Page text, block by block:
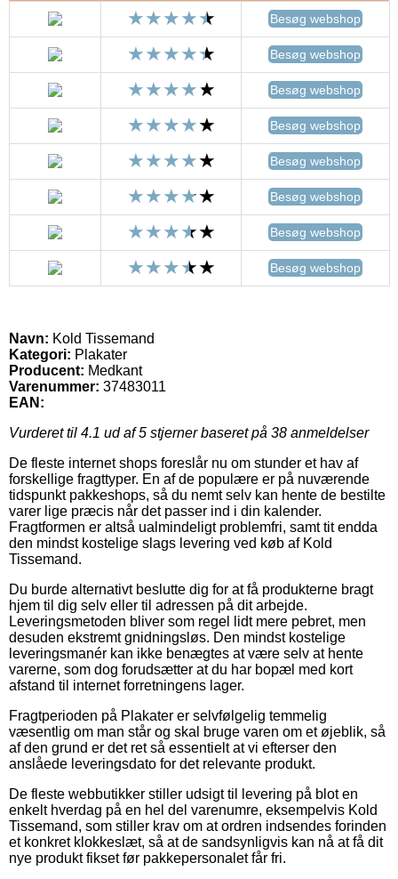
Besøg webshop
Besøg webshop
Besøg webshop
Besøg webshop
Besøg webshop
Besøg webshop
Besøg webshop
Besøg webshop
Navn: Kold Tissemand
Kategori: Plakater
Producent: Medkant
Varenummer: 37483011
EAN:
Vurderet til 4.1 ud af 5 stjerner baseret på 38 anmeldelser
De fleste internet shops foreslår nu om stunder et hav af
forskellige fragttyper. En af de populære er på nuværende
tidspunkt pakkeshops, så du nemt selv kan hente de bestilte
varer lige præcis når det passer ind i din kalender.
Fragtformen er altså ualmindeligt problemfri, samt tit endda
den mindst kostelige slags levering ved køb af Kold
Tissemand.
Du burde alternativt beslutte dig for at få produkterne bragt
hjem til dig selv eller til adressen på dit arbejde.
Leveringsmetoden bliver som regel lidt mere pebret, men
desuden ekstremt gnidningsløs. Den mindst kostelige
leveringsmanér kan ikke benægtes at være selv at hente
varerne, som dog forudsætter at du har bopæl med kort
afstand til internet forretningens lager.
Fragtperioden på Plakater er selvfølgelig temmelig
væsentlig om man står og skal bruge varen om et øjeblik, så
af den grund er det ret så essentielt at vi efterser den
anslåede leveringsdato for det relevante produkt.
De fleste webbutikker stiller udsigt til levering på blot en
enkelt hverdag på en hel del varenumre, eksempelvis Kold
Tissemand, som stiller krav om at ordren indsendes forinden
et konkret klokkeslæt, så at de sandsynligvis kan nå at få dit
nye produkt fikset før pakkepersonalet får fri.